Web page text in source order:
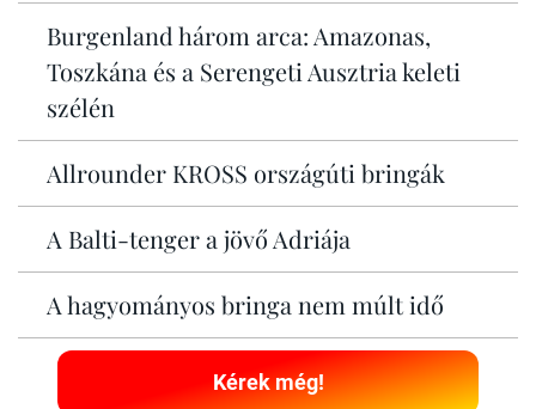
Burgenland három arca: Amazonas,
Toszkána és a Serengeti Ausztria keleti
szélén
Allrounder KROSS országúti bringák
A Balti-tenger a jövő Adriája
A hagyományos bringa nem múlt idő
Kérek még!